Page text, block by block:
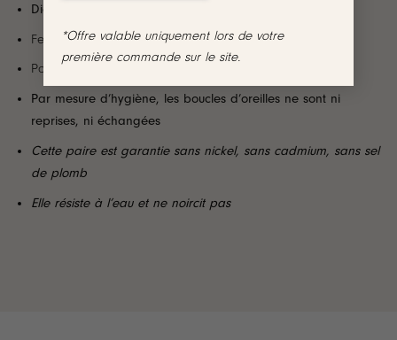
*Offre valable uniquement lors de votre
première commande sur le site.
Diamètre intérieur
Fermoir papillon + poussoir en silicone
Poids d’une boucle : 8g
Par mesure d’hygiène, les boucles d’oreilles ne sont ni
reprises, ni échangées
Cette paire est garantie sans nickel, sans cadmium, sans sel
de plomb
Elle résiste à l’eau et ne noircit pas